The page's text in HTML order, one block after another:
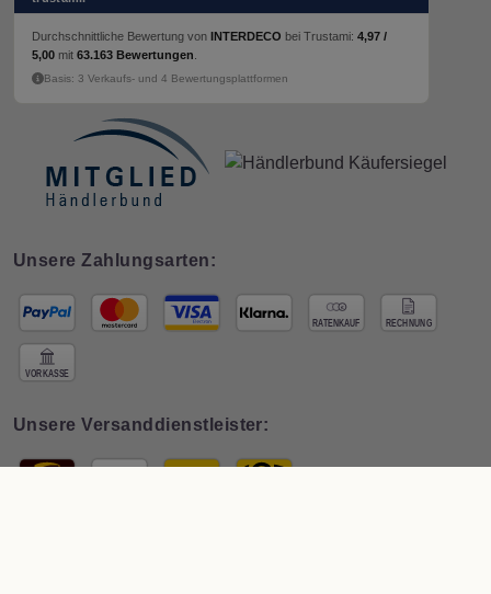
Durchschnittliche Bewertung von INTERDECO bei Trustami: 4,97 /
5,00 mit 63.163 Bewertungen
Basis: 3 Verkaufs- und 4 Bewertungsplattformen
Unsere Zahlungsarten:
Unsere Versanddienstleister: